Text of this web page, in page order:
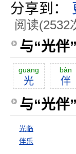
分享到：
阅读(2532
与“光伴
guāng
光
bàn
伴
与“光伴
光临
伴乐